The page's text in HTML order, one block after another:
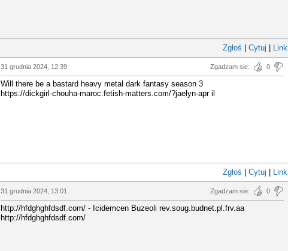
Zgłoś Cytuj Link
31 grudnia 2024, 12:39 Zgadzam sie: 0
Will there be a bastard heavy metal dark fantasy season 3
https://dickgirl-chouha-maroc.fetish-matters.com/?jaelyn-apr il
Zgłoś Cytuj Link
31 grudnia 2024, 13:01 Zgadzam sie: 0
http://hfdghghfdsdf.com/ - Icidemcen Buzeoli rev.soug.budnet.pl.frv.aa
http://hfdghghfdsdf.com/